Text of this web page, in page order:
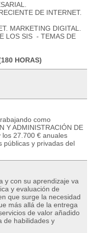
DE INTERNET.
MARKETING DIGITAL.
LOS SIS - TEMAS DE
HORAS)
como
Y ADMINISTRACIÓN DE
27.700 € anuales
públicas y privadas del
y con su aprendizaje va
y evaluación de
que surge la necesidad
más allá de la entrega
de valor añadido
de habilidades y